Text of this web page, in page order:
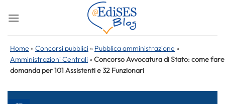
Home »Concorsi pubblici » Pubblica amministrazione »
Amministrazioni Centrali »Concorso Avvocatura di Stato: come fare
domanda per 101 Assistenti e 32 Funzionari